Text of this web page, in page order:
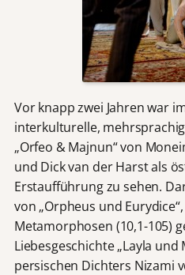
Vor knapp zwei Jahren war
interkulturelle,
„Orfeo & Majnun“ von
und Dick van der Harst als
Erstaufführung zu sehen.
von „Orpheus und
Metamorphosen (10,1-105)
Liebesgeschichte „Layla und
persischen Dichters Nizami